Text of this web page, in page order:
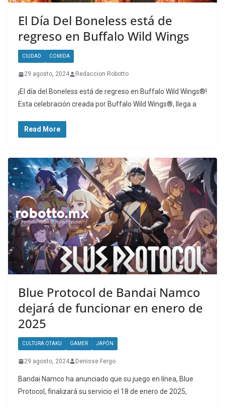
El Día Del Boneless está de
regreso en Buffalo Wild Wings
CIUDAD COMIDA
29 agosto, 2024 Redaccion Robotto
¡El día del Boneless está de regreso en Buffalo Wild Wings®!
Esta celebración creada por Buffalo Wild Wings®, llega a
Read More
Blue Protocol de Bandai Namco
dejará de funcionar en enero de
2025
CULTURA OTAKU GAMER JAPÓN
29 agosto, 2024 Denisse Fergo
Bandai Namco ha anunciado que su juego en línea, Blue
Protocol, finalizará su servicio el 18 de enero de 2025,